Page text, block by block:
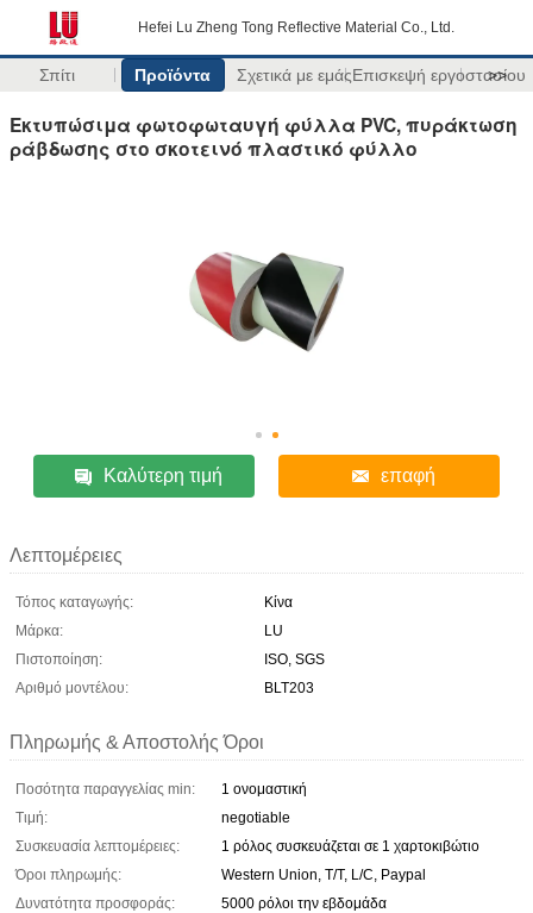
Hefei Lu Zheng Tong Reflective Material Co., Ltd.
Σπίτι Προϊόντα Σχετικά με εμάςΕπισκεψή εργοστασίου
>>
Εκτυπώσιμα φωτοφωταυγή φύλλα PVC, πυράκτωση
ράβδωσης στο σκοτεινό πλαστικό φύλλο
Καλύτερη τιμή επαφή
Λεπτομέρειες
Τόπος καταγωγής:
Κίνα
Μάρκα:
LU
Πιστοποίηση:
ISO, SGS
Αριθμό μοντέλου:
BLT203
Πληρωμής & Αποστολής Όροι
Ποσότητα παραγγελίας min:
1 ονομαστική
Τιμή:
negotiable
Συσκευασία λεπτομέρειες:
1 ρόλος συσκευάζεται σε 1 χαρτοκιβώτιο
Όροι πληρωμής:
Western Union, T/T, L/C, Paypal
Δυνατότητα προσφοράς:
5000 ρόλοι την εβδομάδα